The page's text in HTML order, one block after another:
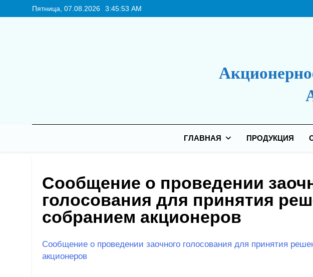
к
Пятница, 07.08.2026 3:45:53 AM
ГЛАВНАЯ ПРОДУКЦИЯ
Сообщение о проведении
голосования для принятия
собранием акционеров
Сообщение о проведении заочного голосования для принятия
акционеров